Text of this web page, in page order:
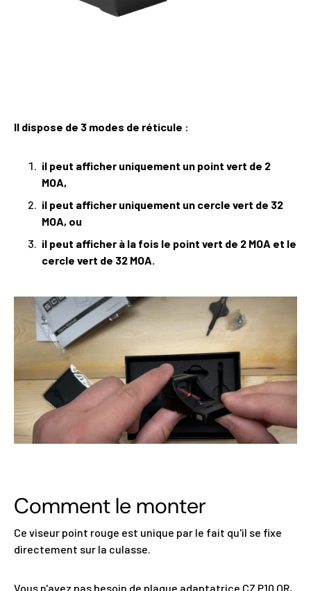
Il dispose de 3 modes de réticule :
il peut afficher uniquement un point vert de 2
MOA,
il peut afficher uniquement un cercle vert de 32
MOA, ou
il peut afficher à la fois le point vert de 2 MOA et le
cercle vert de 32 MOA.
Comment le monter
Ce viseur point rouge est unique par le fait qu'il se fixe
directement sur la culasse.
Vous n'avez pas besoin de plaque adaptatrice CZ P10 OR,